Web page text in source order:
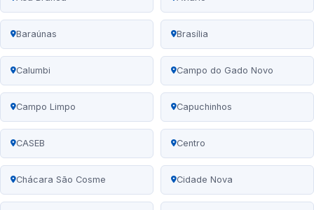
Baraúnas Brasília
Calumbi Campo do Gado Novo
Campo Limpo Capuchinhos
CASEB Centro
Chácara São Cosme Cidade Nova